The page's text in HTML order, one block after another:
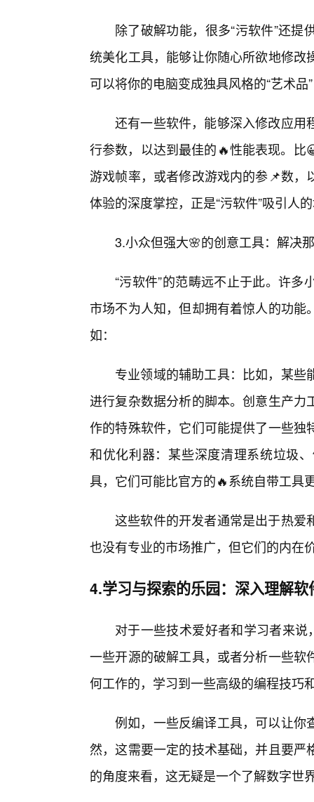
除了破解功能，很多“污软件”还
统美化工具，能够让你随心所欲地修
可以将你的电脑变成独具风格的“艺术
还有一些软件，能够深入修改应用
行参数，以达到最佳的🔥性能表现。
游戏帧率，或者修改游戏内的参📌数
体验的深度掌控，正是“污软件”吸引人
3.小众但强大🌸的创意工具：解决
“污软件”的范畴远不止于此。许
市场不为人知，但却拥有着惊人的功
如：
专业领域的辅助工具：比如，某
进行复杂数据分析的脚本。创意生产
作的特殊软件，它们可能提供了一些
和优化利器：某些深度清理系统垃圾
具，它们可能比官方的🔥系统自带工具
这些软件的开发者通常是出于热爱
也没有专业的市场推广，但它们的内在
4.学习与探索的乐园：深入理解
对于一些技术爱好者和学习者来说
一些开源的破解工具，或者分析一些
何工作的，学习到一些高级的编程技巧
例如，一些反编译工具，可以让你
然，这需要一定的技术基础，并且要
的角度来看，这无疑是一个了解数字世